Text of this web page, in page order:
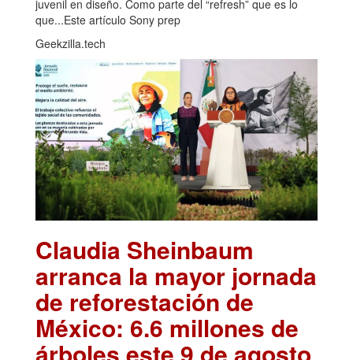
juvenil en diseño. Como parte del “refresh” que es lo
que...Este artículo Sony prep
Geekzilla.tech
Claudia Sheinbaum
arranca la mayor jornada
de reforestación de
México: 6.6 millones de
árboles este 9 de agosto